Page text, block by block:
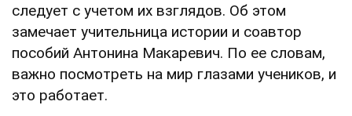
следует с учетом их взглядов. Об этом
замечает учительница истории и соавтор
пособий Антонина Макаревич. По ее словам,
важно посмотреть на мир глазами учеников, и
это работает.